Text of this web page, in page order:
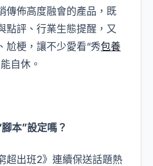
傳佈高度融會的產品，既
點評、行業生態提醒，又
尬梗，讓不少愛看“秀包養
自休。
本”設定嗎？
超出班2》連續保送話題熱